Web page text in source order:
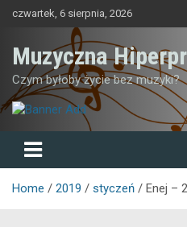
czwartek, 6 sierpnia, 2026
Muzyczna
Czym byłoby życie bez muzyki?
Home 2019 styczeń Enej –